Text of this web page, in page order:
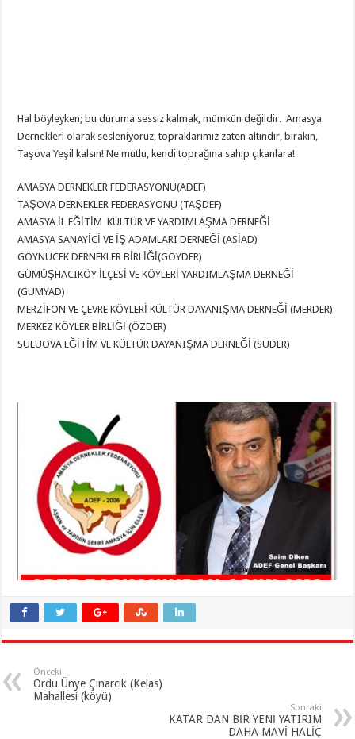
Hal böyleyken; bu duruma sessiz kalmak, mümkün değildir. Amasya
Dernekleri olarak sesleniyoruz, topraklarımız zaten altındır, bırakın,
Taşova Yeşil kalsın! Ne mutlu, kendi toprağına sahip çıkanlara!
AMASYA DERNEKLER FEDERASYONU(ADEF)
TAŞOVA DERNEKLER FEDERASYONU (TAŞDEF)
AMASYA İL EĞİTİM KÜLTÜR VE YARDIMLAŞMA DERNEĞİ
AMASYA SANAYİCİ VE İŞ ADAMLARI DERNEĞİ (ASİAD)
GÖYNÜCEK DERNEKLER BİRLİĞİ(GÖYDER)
GÜMÜŞHACIKÖY İLÇESİ VE KÖYLERİ YARDIMLAŞMA DERNEĞİ
(GÜMYAD)
MERZİFON VE ÇEVRE KÖYLERİ KÜLTÜR DAYANIŞMA DERNEĞİ (MERDER)
MERKEZ KÖYLER BİRLİĞİ (ÖZDER)
SULUOVA EĞİTİM VE KÜLTÜR DAYANIŞMA DERNEĞİ (SUDER)
Önceki
Ordu Ünye Çınarcık (Kelas)
Mahallesi (köyü)
Sonraki
KATAR DAN BİR YENİ YATIRIM
DAHA MAVİ HALİÇ